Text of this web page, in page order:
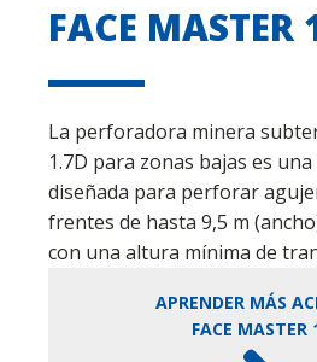
FACE MASTER
La perforadora minera
1.7D para zonas bajas es
diseñada para perforar
frentes de hasta 9,5 m
con una altura mínima de
APRENDER MÁS
FACE MASTER